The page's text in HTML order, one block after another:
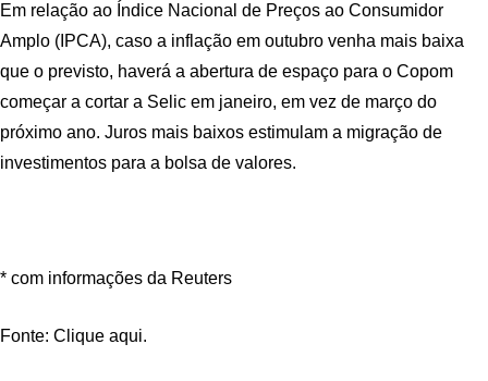
Em relação ao Índice Nacional de Preços ao Consumidor
Amplo (IPCA), caso a inflação em outubro venha mais baixa
que o previsto, haverá a abertura de espaço para o Copom
começar a cortar a Selic em janeiro, em vez de março do
próximo ano. Juros mais baixos estimulam a migração de
investimentos para a bolsa de valores.
* com informações da Reuters
Fonte: Clique aqui.